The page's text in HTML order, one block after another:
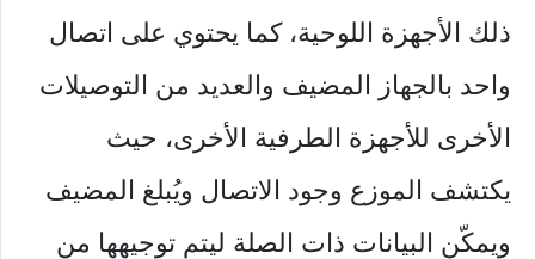
ذلك الأجهزة اللوحية، كما يحتوي على اتصال
واحد بالجهاز المضيف والعديد من التوصيلات
الأخرى للأجهزة الطرفية الأخرى، حيث
يكتشف الموزع وجود الاتصال ويُبلغ المضيف
ويمكّن البيانات ذات الصلة ليتم توجيهها من